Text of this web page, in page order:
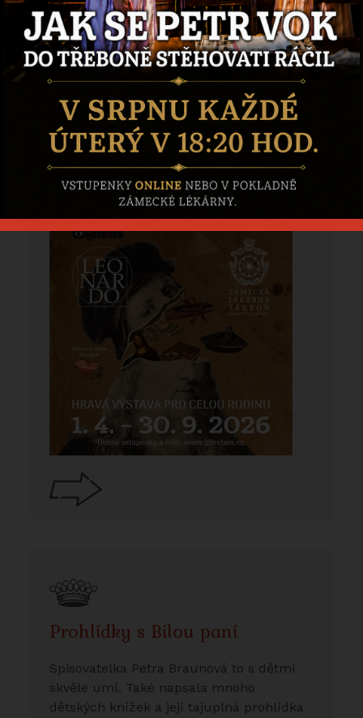
Výstava
Leonardo
Zlatem
protkáno
shop
Výstava Leonardo je zpět !
Zábavná rodinná výstava po stopách
geniálního renesančního malíře, sochaře,
vynálezce...
Prohlídky s Bílou paní
Spisovatelka Petra Braunová to s dětmi
skvěle umí. Také napsala mnoho
dětských knížek a její tajuplná prohlídka